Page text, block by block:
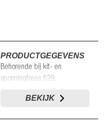
PRODUCTGEGEVENS
Behorende bij kit- en
sponningfrees 629.
BEKIJK